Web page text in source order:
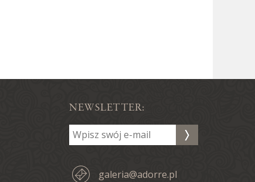
NEWSLETTER:
galeria@adorre.pl